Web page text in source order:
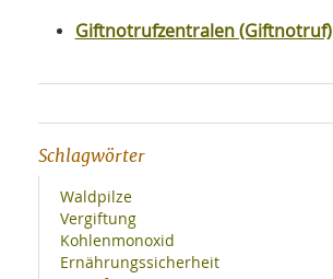
Giftnotrufzentralen (Giftnotruf)
Schlagwörter
Waldpilze
Vergiftung
Kohlenmonoxid
Ernährungssicherheit